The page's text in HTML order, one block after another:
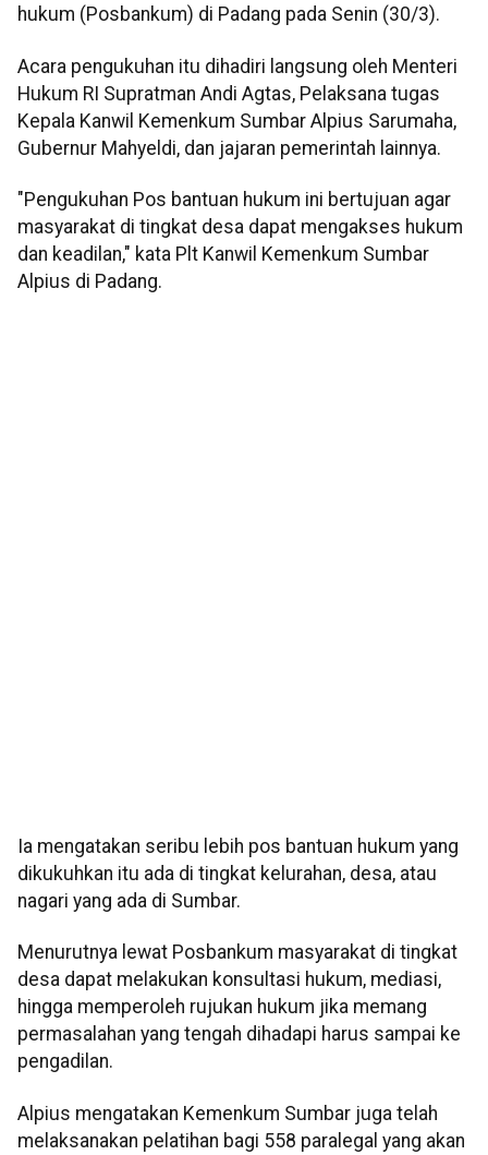
hukum (Posbankum) di Padang pada Senin (30/3).
Acara pengukuhan itu dihadiri langsung oleh Menteri
Hukum RI Supratman Andi Agtas, Pelaksana tugas
Kepala Kanwil Kemenkum Sumbar Alpius Sarumaha,
Gubernur Mahyeldi, dan jajaran pemerintah lainnya.
"Pengukuhan Pos bantuan hukum ini bertujuan agar
masyarakat di tingkat desa dapat mengakses hukum
dan keadilan," kata Plt Kanwil Kemenkum Sumbar
Alpius di Padang.
Ia mengatakan seribu lebih pos bantuan hukum yang
dikukuhkan itu ada di tingkat kelurahan, desa, atau
nagari yang ada di Sumbar.
Menurutnya lewat Posbankum masyarakat di tingkat
desa dapat melakukan konsultasi hukum, mediasi,
hingga memperoleh rujukan hukum jika memang
permasalahan yang tengah dihadapi harus sampai ke
pengadilan.
Alpius mengatakan Kemenkum Sumbar juga telah
melaksanakan pelatihan bagi 558 paralegal yang akan